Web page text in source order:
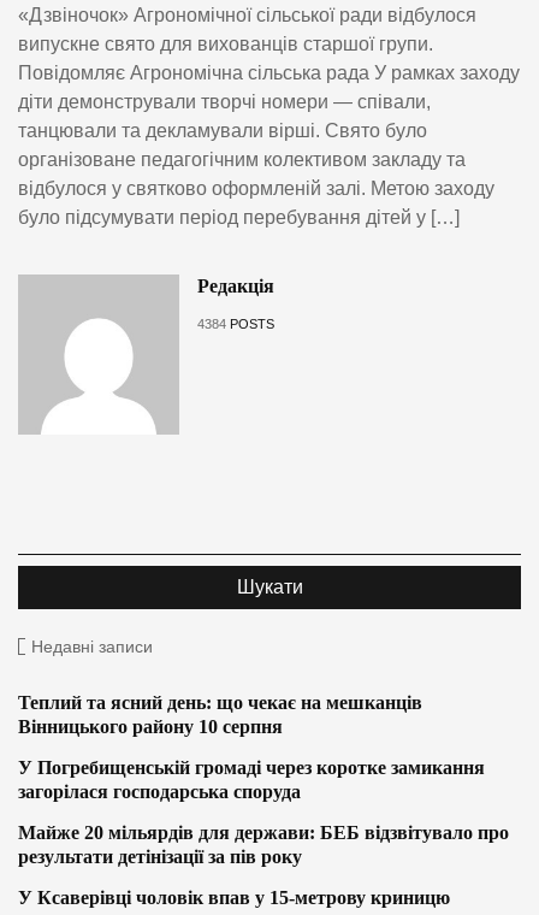
«Дзвіночок» Агрономічної сільської ради відбулося
випускне свято для вихованців старшої групи.
Повідомляє Агрономічна сільська рада У рамках заходу
діти демонстрували творчі номери — співали,
танцювали та декламували вірші. Свято було
організоване педагогічним колективом закладу та
відбулося у святково оформленій залі. Метою заходу
було підсумувати період перебування дітей у […]
Редакція
4384 POSTS
Недавні записи
Теплий та ясний день: що чекає на мешканців
Вінницького району 10 серпня
У Погребищенській громаді через коротке замикання
загорілася господарська споруда
Майже 20 мільярдів для держави: БЕБ відзвітувало про
результати детінізації за пів року
У Ксаверівці чоловік впав у 15-метрову криницю